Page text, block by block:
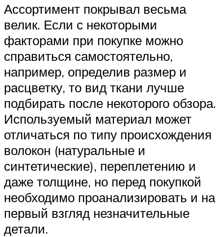
Ассортимент покрывал весьма
велик. Если с некоторыми
факторами при покупке можно
справиться самостоятельно,
например, определив размер и
расцветку, то вид ткани лучше
подбирать после некоторого обзора.
Используемый материал может
отличаться по типу происхождения
волокон (натуральные и
синтетические), переплетению и
даже толщине, но перед покупкой
необходимо проанализировать и на
первый взгляд незначительные
детали.